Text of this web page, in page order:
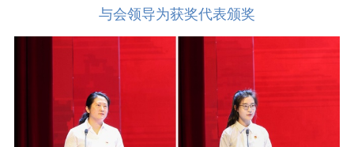
与会领导为获奖代表颁奖